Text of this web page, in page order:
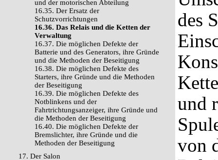
und der motorischen Abteilung
16.35. Der Ersatz der
Schutzvorrichtungen
16.36. Das Relais und die Ketten der
Verwaltung
16.37. Die möglichen Defekte der
Batterie und des Generators, ihre Gründe
und die Methoden der Beseitigung
16.38. Die möglichen Defekte des
Starters, ihre Gründe und die Methoden
der Beseitigung
16.39. Die möglichen Defekte des
Notblinkens und der
Fahrtrichtungsanzeiger, ihre Gründe und
die Methoden der Beseitigung
16.40. Die möglichen Defekte der
Bremslichter, ihre Gründe und die
Methoden der Beseitigung
17. Der Salon
des
und
von